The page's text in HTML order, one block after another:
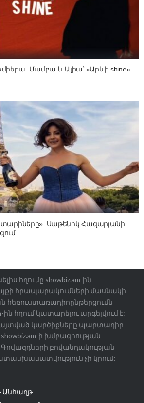
Մամբա և Ալիա՝ «Արևի shine»
տարիները». Սաթենիկ Հազարյանի
հղումը showbiz.am-ին
հրապարակումների մասնակի
հեռուստառադիոընթերցումն
ին հղում կատարելու արգելվում է:
կարծիքները պարտադիր
ի խմբագրության
բովանդակության
չի կրում:
Անհաղթ